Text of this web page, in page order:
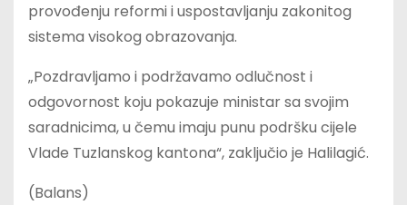
provođenju reformi i uspostavljanju zakonitog
sistema visokog obrazovanja.
„Pozdravljamo i podržavamo odlučnost i
odgovornost koju pokazuje ministar sa svojim
saradnicima, u čemu imaju punu podršku cijele
Vlade Tuzlanskog kantona“, zaključio je Halilagić.
(Balans)